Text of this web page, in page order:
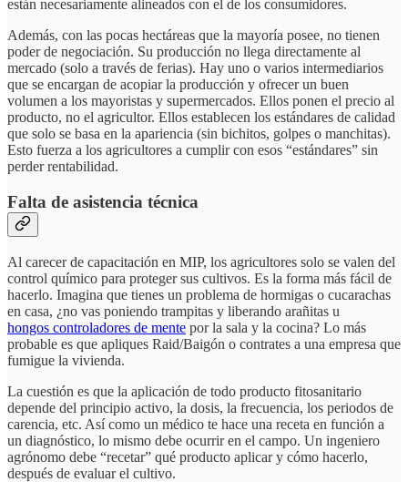
están necesariamente alineados con el de los consumidores.
Además, con las pocas hectáreas que la mayoría posee, no tienen
poder de negociación. Su producción no llega directamente al
mercado (solo a través de ferias). Hay uno o varios intermediarios
que se encargan de acopiar la producción y ofrecer un buen
volumen a los mayoristas y supermercados. Ellos ponen el precio al
producto, no el agricultor. Ellos establecen los estándares de calidad
que solo se basa en la apariencia (sin bichitos, golpes o manchitas).
Esto fuerza a los agricultores a cumplir con esos “estándares” sin
perder rentabilidad.
Falta de asistencia técnica
Al carecer de capacitación en MIP, los agricultores solo se valen del
control químico para proteger sus cultivos. Es la forma más fácil de
hacerlo. Imagina que tienes un problema de hormigas o cucarachas
en casa, ¿no vas poniendo trampitas y liberando arañitas u
hongos controladores de mente por la sala y la cocina? Lo más
probable es que apliques Raid/Baigón o contrates a una empresa que
fumigue la vivienda.
La cuestión es que la aplicación de todo producto fitosanitario
depende del principio activo, la dosis, la frecuencia, los periodos de
carencia, etc. Así como un médico te hace una receta en función a
un diagnóstico, lo mismo debe ocurrir en el campo. Un ingeniero
agrónomo debe “recetar” qué producto aplicar y cómo hacerlo,
después de evaluar el cultivo.